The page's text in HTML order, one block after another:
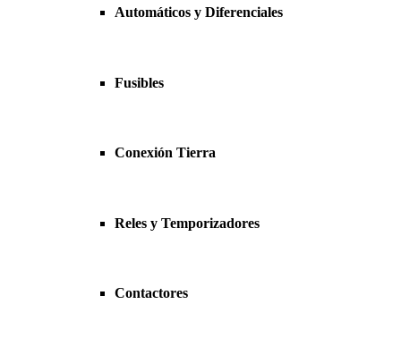
Automáticos y Diferenciales
Fusibles
Conexión Tierra
Reles y Temporizadores
Contactores